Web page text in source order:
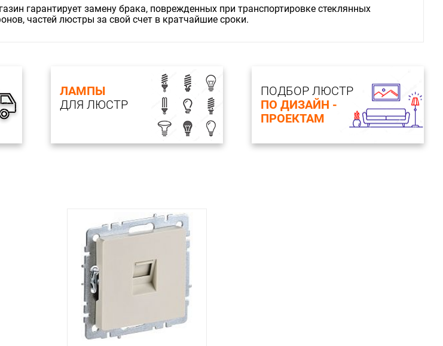
гарантирует замену брака, поврежденных при транспортировке стеклянных
частей люстры за свой счет в кратчайшие сроки.
ЛАМПЫ
ДЛЯ ЛЮСТР
ПОДБОР ЛЮСТР
ПО ДИЗАЙН -
ПРОЕКТАМ